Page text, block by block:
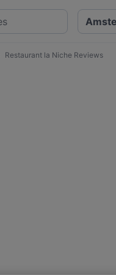
Restaurant la Niche Reviews